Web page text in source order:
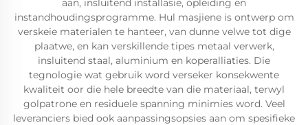
aan, insluitend installasie, opleiding en
instandhoudingsprogramme. Hul masjiene is ontwerp om
verskeie materialen te hanteer, van dunne velwe tot dige
plaatwe, en kan verskillende tipes metaal verwerk,
insluitend staal, aluminium en koperalliaties. Die
tegnologie wat gebruik word verseker konsekwente
kwaliteit oor die hele breedte van die materiaal, terwyl
golpatrone en residuele spanning minimies word. Veel
leveranciers bied ook aanpassingsopsies aan om spesifieke